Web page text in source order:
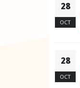
28
OCT
28
OCT